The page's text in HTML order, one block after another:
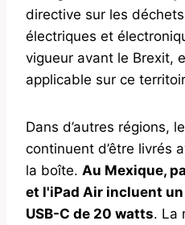
directive sur les déchets
électriques et
vigueur avant le Brexit,
applicable sur ce
Dans d’autres régions,
continuent d’être livrés
la boîte. Au Mexique,
et l'iPad Air incluent
USB-C de 20 watts. La